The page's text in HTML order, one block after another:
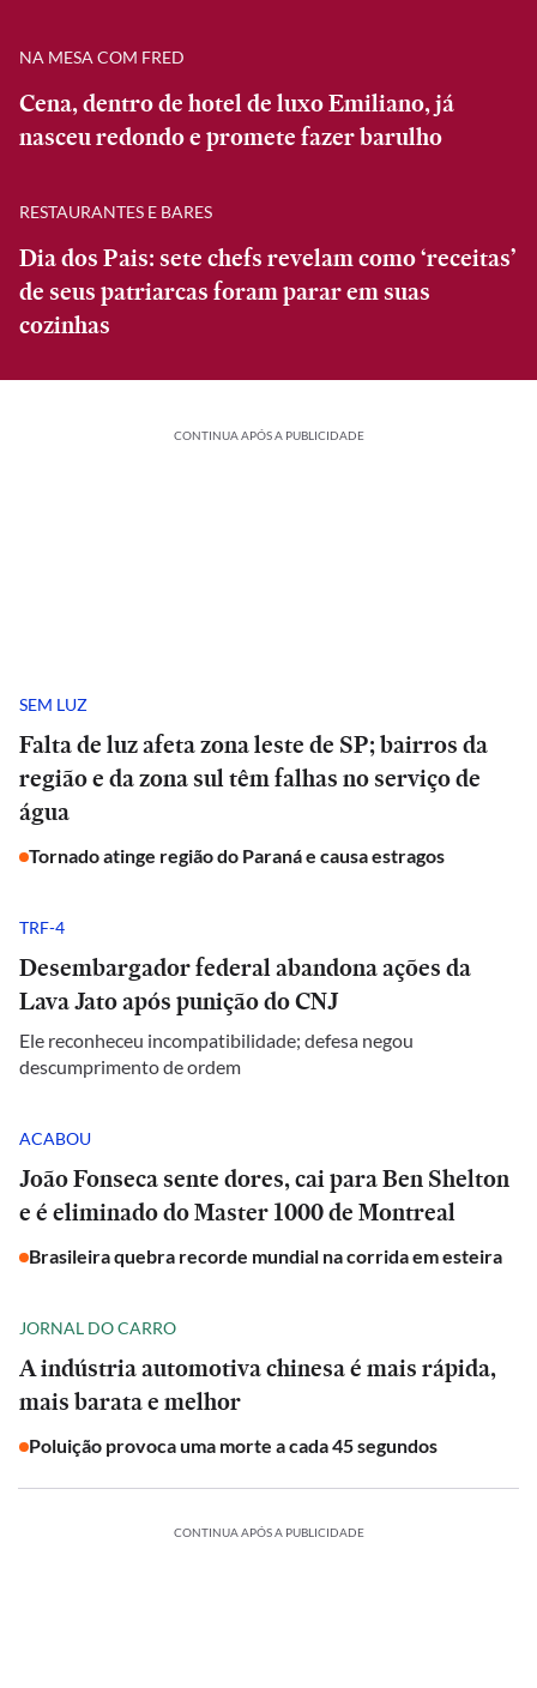
NA MESA COM FRED
Cena, dentro de hotel de luxo Emiliano, já
nasceu redondo e promete fazer barulho
RESTAURANTES E BARES
Dia dos Pais: sete chefs revelam como ‘receitas’
de seus patriarcas foram parar em suas
cozinhas
CONTINUA APÓS A PUBLICIDADE
SEM LUZ
Falta de luz afeta zona leste de SP; bairros da
região e da zona sul têm falhas no serviço de
água
Tornado atinge região do Paraná e causa estragos
TRF-4
Desembargador federal abandona ações da
Lava Jato após punição do CNJ
Ele reconheceu incompatibilidade; defesa negou
descumprimento de ordem
ACABOU
João Fonseca sente dores, cai para Ben Shelton
e é eliminado do Master 1000 de Montreal
Brasileira quebra recorde mundial na corrida em esteira
JORNAL DO CARRO
A indústria automotiva chinesa é mais rápida,
mais barata e melhor
Poluição provoca uma morte a cada 45 segundos
CONTINUA APÓS A PUBLICIDADE